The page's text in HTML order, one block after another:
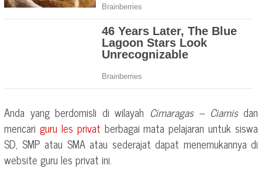
Anda yang berdomisli di wilayah Cimaragas – Ciamisdan
mencari guru les privat berbagai mata pelajaran untuk siswa
SD, SMP atau SMA atau sederajat dapat menemukannya di
website guru les privat ini.